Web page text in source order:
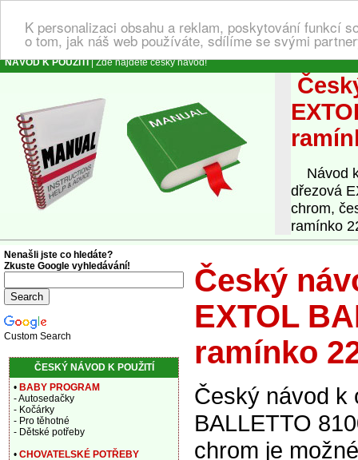
K personalizaci obsahu a reklam, poskytování funkcí
o tom, jak náš web používáte, sdílíme se svými
NÁVOD K POUŽITÍ| Zde najdete český návod!
Návod k
dřezová
chrom,
ramínko
Český
EXTOL
ramínko
Český návod k
BALLETTO
chrom je
Nenašli jste co hledáte?
Zkuste Google vyhledávání!
Custom Search
ČESKÝ NÁVOD K POUŽITÍ
• BABY PROGRAM
- Autosedačky
- Kočárky
- Pro těhotné
- Dětské potřeby
• CHOVATELSKÉ POTŘEBY